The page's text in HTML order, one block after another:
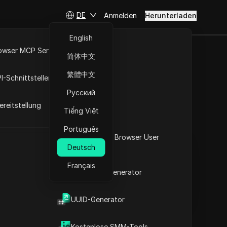
Was ist mein Browser User
Agent
2FA-Code-Generator
UUID-Generator
MCP Server
Schnittstellen
DE
English
简体中文
繁體中文
Русский
Tiếng Việt
Português
Deutsch
Français
Anmelden Herunterladen
im
Fragen stellen
In ChatGPT öffnen
Fragen zu dieser Seite stellen
In Claude öffnen